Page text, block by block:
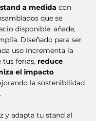
a medida con
que se
disponible: añade,
Diseñado para ser
uso incrementa la
tus ferias, reduce
el impacto
la sostenibilidad
y adapta tu stand al